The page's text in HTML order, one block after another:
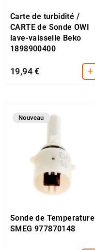
Carte de turbidité /
CARTE de Sonde OWI
lave-vaisselle Beko
1898900400
19,94 € +
Nouveau
Sonde de Temperature
SMEG 977870148